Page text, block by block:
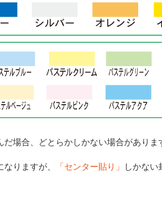
だ場合、どとらかしかない場合がありま
なりますが、 「センター貼り」
しかない